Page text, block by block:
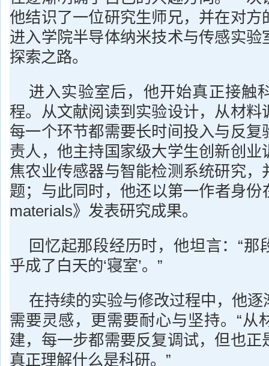
他结识了一位研究生师兄，并在对方
进入学院半导体纳米技术与传感实验
探索之路。
进入实验室后，他开始真正接触
程。从文献阅读到实验设计，从材料
每一个环节都需要长时间投入与反复
责人，他主持国家级大学生创新创业
焦农业传感器与智能检测系统研究，
题；与此同时，他还以第一作者身份
materials》发表研究成果。
回忆起那段经历时，他坦言：“那
乎成了白天的‘寝室’。”
在持续的实验与修改过程中，他
需要灵感，更需要耐心与坚持。“从
建，每一步都需要反复调试，但也正
真正理解什么是科研。”